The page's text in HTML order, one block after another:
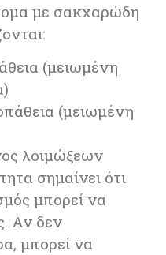
με σακχαρώδη
(μειωμένη
(μειωμένη
λοιμώξεων
σημαίνει ότι
μπορεί να
Αν δεν
μπορεί να